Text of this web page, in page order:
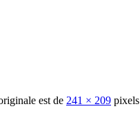
est de 241 × 209 pixels